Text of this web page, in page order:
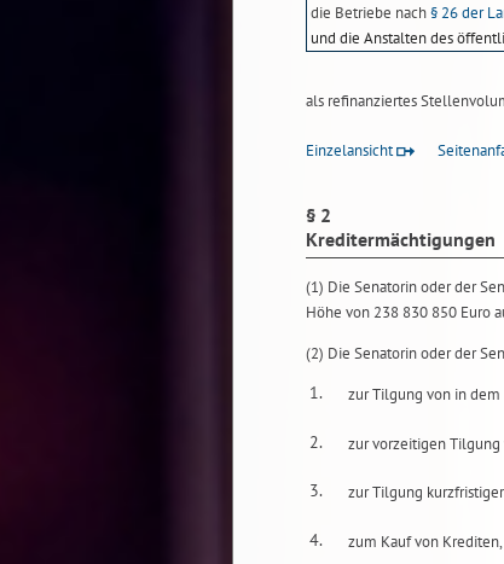
die Betriebe nach§ 26 der
und die Anstalten des
als refinanziertes
Einzelansicht
§ 2
Kreditermächtigungen
(1) Die Senatorin oder der
Höhe von 238 830 850 Euro
(2) Die Senatorin oder der
1. zur Tilgung von in
2. zur vorzeitigen Tilgung
3. zur Tilgung
4.
zum Kauf von